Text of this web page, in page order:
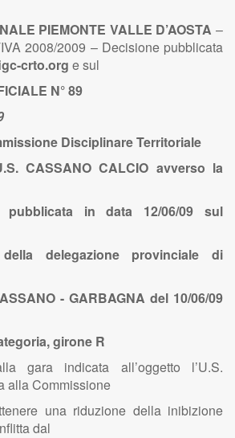
PIEMONTE VALLE D’AOSTA –
2008/2009 – Decisione pubblicata
crto.org e sul
N° 89
Disciplinare Territoriale
CASSANO CALCIO avverso la
pubblicata in data 12/06/09 sul
delegazione provinciale di
- GARBAGNA del 10/06/09
girone R
gara indicata all’oggetto l’U.S.
alla Commissione
una riduzione della inibizione
dal